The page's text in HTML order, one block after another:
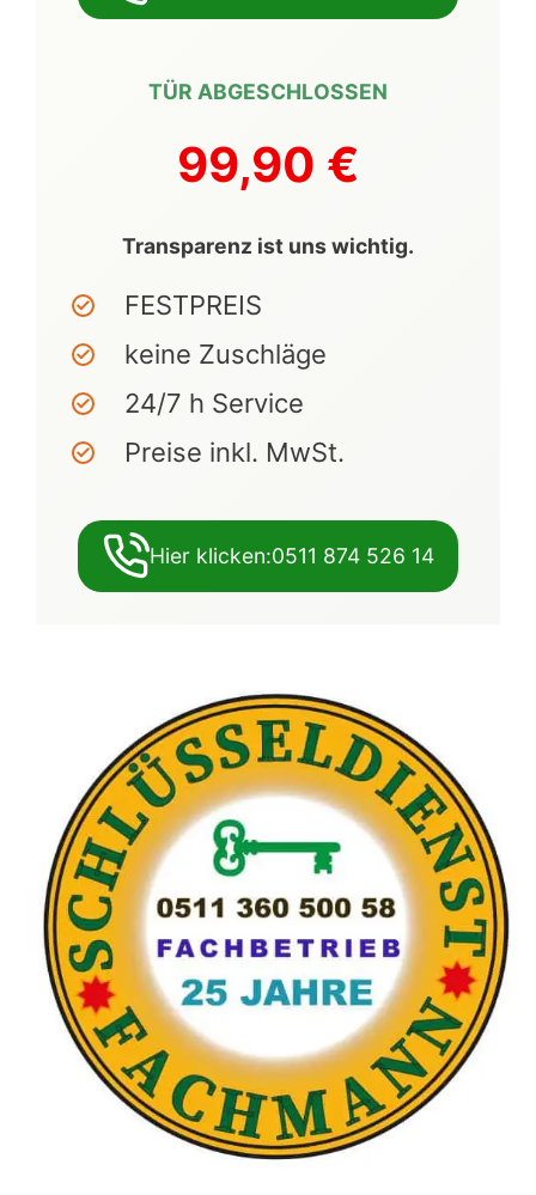
TÜR ABGESCHLOSSEN
99,90 €
Transparenz ist uns wichtig.
FESTPREIS
keine Zuschläge
24/7 h Service
Preise inkl. MwSt.
Hier klicken:0511 874 526 14